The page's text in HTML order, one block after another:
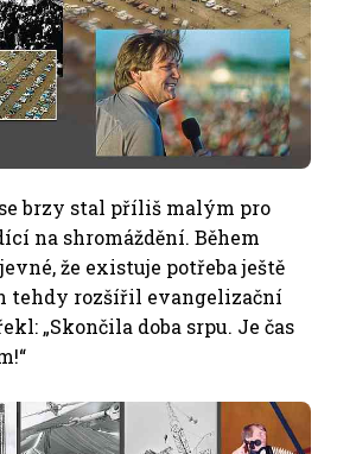
brzy stal příliš malým pro
na shromáždění. Během
že existuje potřeba ještě
tehdy rozšířil evangelizační
„Skončila doba srpu. Je čas